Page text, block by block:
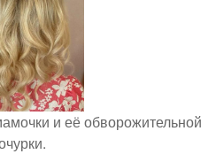
и её обворожительной